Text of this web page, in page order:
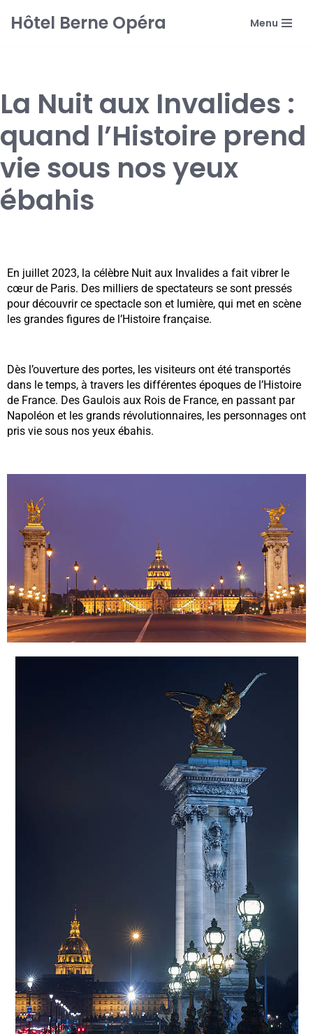
Hôtel Berne Opéra Menu
La Nuit aux Invalides :
quand l’Histoire prend
vie sous nos yeux
ébahis
En juillet 2023, la célèbre Nuit aux Invalides a fait vibrer le
cœur de Paris. Des milliers de spectateurs se sont pressés
pour découvrir ce spectacle son et lumière, qui met en scène
les grandes figures de l’Histoire française.
Dès l’ouverture des portes, les visiteurs ont été transportés
dans le temps, à travers les différentes époques de l’Histoire
de France. Des Gaulois aux Rois de France, en passant par
Napoléon et les grands révolutionnaires, les personnages ont
pris vie sous nos yeux ébahis.